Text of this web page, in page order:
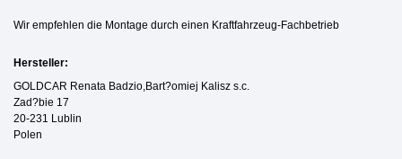
Wir empfehlen die Montage durch einen Kraftfahrzeug-Fachbetrieb
Hersteller:
GOLDCAR Renata Badzio,Bart?omiej Kalisz s.c.
Zad?bie 17
20-231 Lublin
Polen